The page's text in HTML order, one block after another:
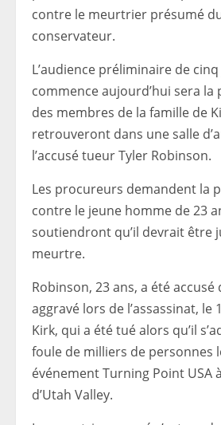
contre le meurtrier présumé
conservateur.
L’audience préliminaire de
commence aujourd’hui sera
des membres de la famille de
retrouveront dans une salle
l’accusé tueur Tyler Robinson.
Les procureurs demandent la
contre le jeune homme de 23
soutiendront qu’il devrait être
meurtre.
Robinson, 23 ans, a été
aggravé lors de l’assassinat, le
Kirk, qui a été tué alors qu’il
foule de milliers de personnes
événement Turning Point USA
d’Utah Valley.